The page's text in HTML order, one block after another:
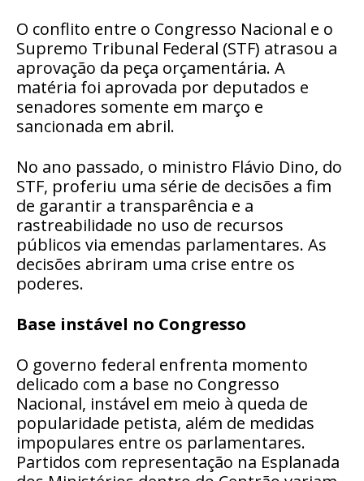
O conflito entre o Congresso Nacional e o
Supremo Tribunal Federal (STF) atrasou a
aprovação da peça orçamentária. A
matéria foi aprovada por deputados e
senadores somente em março e
sancionada em abril.
No ano passado, o ministro Flávio Dino, do
STF, proferiu uma série de decisões a fim
de garantir a transparência e a
rastreabilidade no uso de recursos
públicos via emendas parlamentares. As
decisões abriram uma crise entre os
poderes.
Base instável no Congresso
O governo federal enfrenta momento
delicado com a base no Congresso
Nacional, instável em meio à queda de
popularidade petista, além de medidas
impopulares entre os parlamentares.
Partidos com representação na Esplanada